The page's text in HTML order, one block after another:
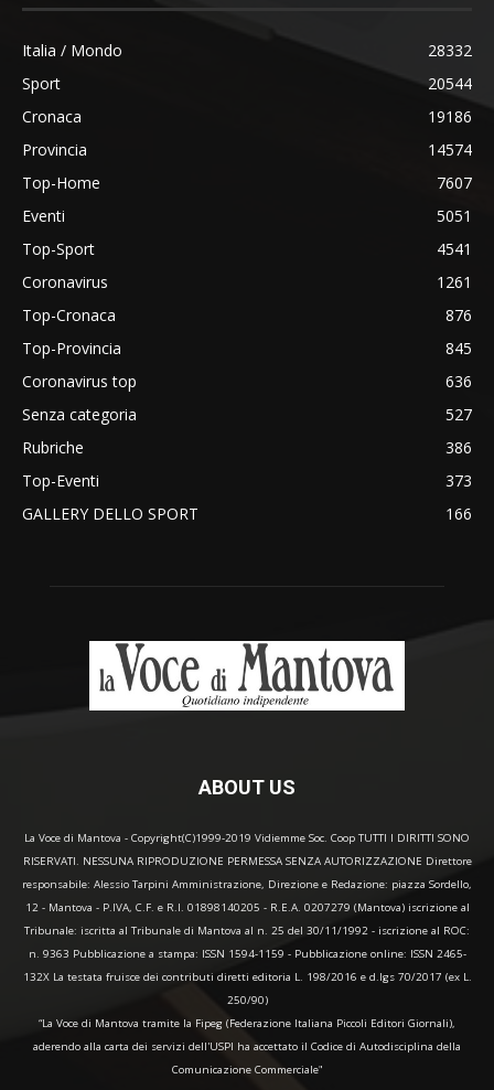
Italia / Mondo
28332
Sport
20544
Cronaca
19186
Provincia
14574
Top-Home
7607
Eventi
5051
Top-Sport
4541
Coronavirus
1261
Top-Cronaca
876
Top-Provincia
845
Coronavirus top
636
Senza categoria
527
Rubriche
386
Top-Eventi
373
GALLERY DELLO SPORT
166
ABOUT US
La Voce di Mantova - Copyright(C)1999-2019 Vidiemme Soc. Coop TUTTI I DIRITTI SONO
RISERVATI. NESSUNA RIPRODUZIONE PERMESSA SENZA AUTORIZZAZIONE Direttore
responsabile: Alessio Tarpini Amministrazione, Direzione e Redazione: piazza Sordello,
12 - Mantova - P.IVA, C.F. e R.I. 01898140205 - R.E.A. 0207279 (Mantova) iscrizione al
Tribunale: iscritta al Tribunale di Mantova al n. 25 del 30/11/1992 - iscrizione al ROC:
n. 9363 Pubblicazione a stampa: ISSN 1594-1159 - Pubblicazione online: ISSN 2465-
132X La testata fruisce dei contributi diretti editoria L. 198/2016 e d.lgs 70/2017 (ex L.
250/90)
“La Voce di Mantova tramite la Fipeg (Federazione Italiana Piccoli Editori Giornali),
aderendo alla carta dei servizi dell'USPI ha accettato il Codice di Autodisciplina della
Comunicazione Commerciale"